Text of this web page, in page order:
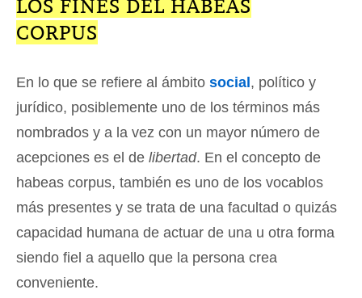
LOS FINES DEL HABEAS
CORPUS
En lo que se refiere al ámbito social, político y
jurídico, posiblemente uno de los términos más
nombrados y a la vez con un mayor número de
acepciones es el de libertad. En el concepto de
habeas corpus, también es uno de los vocablos
más presentes y se trata de una facultad o quizás
capacidad humana de actuar de una u otra forma
siendo fiel a aquello que la persona crea
conveniente.